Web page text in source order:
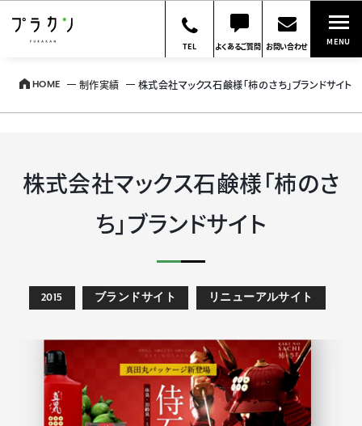
TEL よくあるご質問 お問い合わせ MENU
HOME 制作実績 株式会社マックス石鹸様「柿のさち」ブランドサイト
株式会社マックス石鹸様「柿のさ
ち」ブランドサイト
2015 ブランドサイト リニューアルサイト